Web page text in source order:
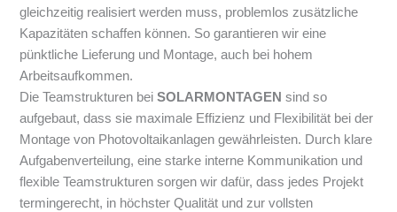
gleichzeitig realisiert werden muss, problemlos zusätzliche
Kapazitäten schaffen können. So garantieren wir eine
pünktliche Lieferung und Montage, auch bei hohem
Arbeitsaufkommen.
Die Teamstrukturen beiSOLARMONTAGEN sind so
aufgebaut, dass sie maximale Effizienz und Flexibilität bei der
Montage von Photovoltaikanlagen gewährleisten. Durch klare
Aufgabenverteilung, eine starke interne Kommunikation und
flexible Teamstrukturen sorgen wir dafür, dass jedes Projekt
termingerecht, in höchster Qualität und zur vollsten